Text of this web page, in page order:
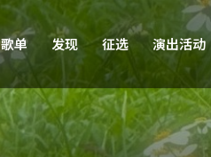
歌单 发现 征选 演出活动